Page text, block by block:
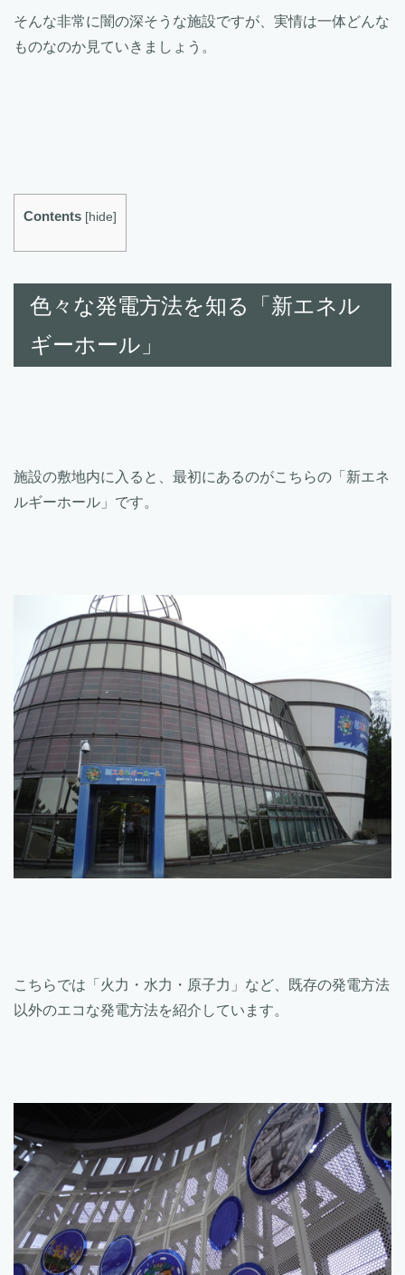
そんな非常に闇の深そうな施設ですが、実情は一体どんな
ものなのか見ていきましょう。
Contents [hide]
色々な発電方法を知る「新エネル
ギーホール」
施設の敷地内に入ると、最初にあるのがこちらの「新エネ
ルギーホール」です。
こちらでは「火力・水力・原子力」など、既存の発電方法
以外のエコな発電方法を紹介しています。